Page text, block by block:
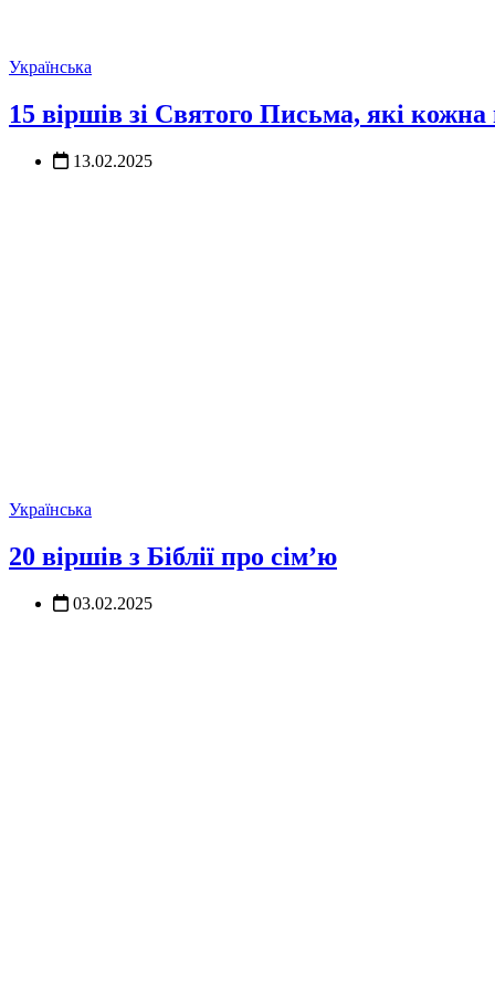
Українська
15 віршів зі Святого Письма, які
13.02.2025
Українська
20 віршів з Біблії про сім’ю
03.02.2025